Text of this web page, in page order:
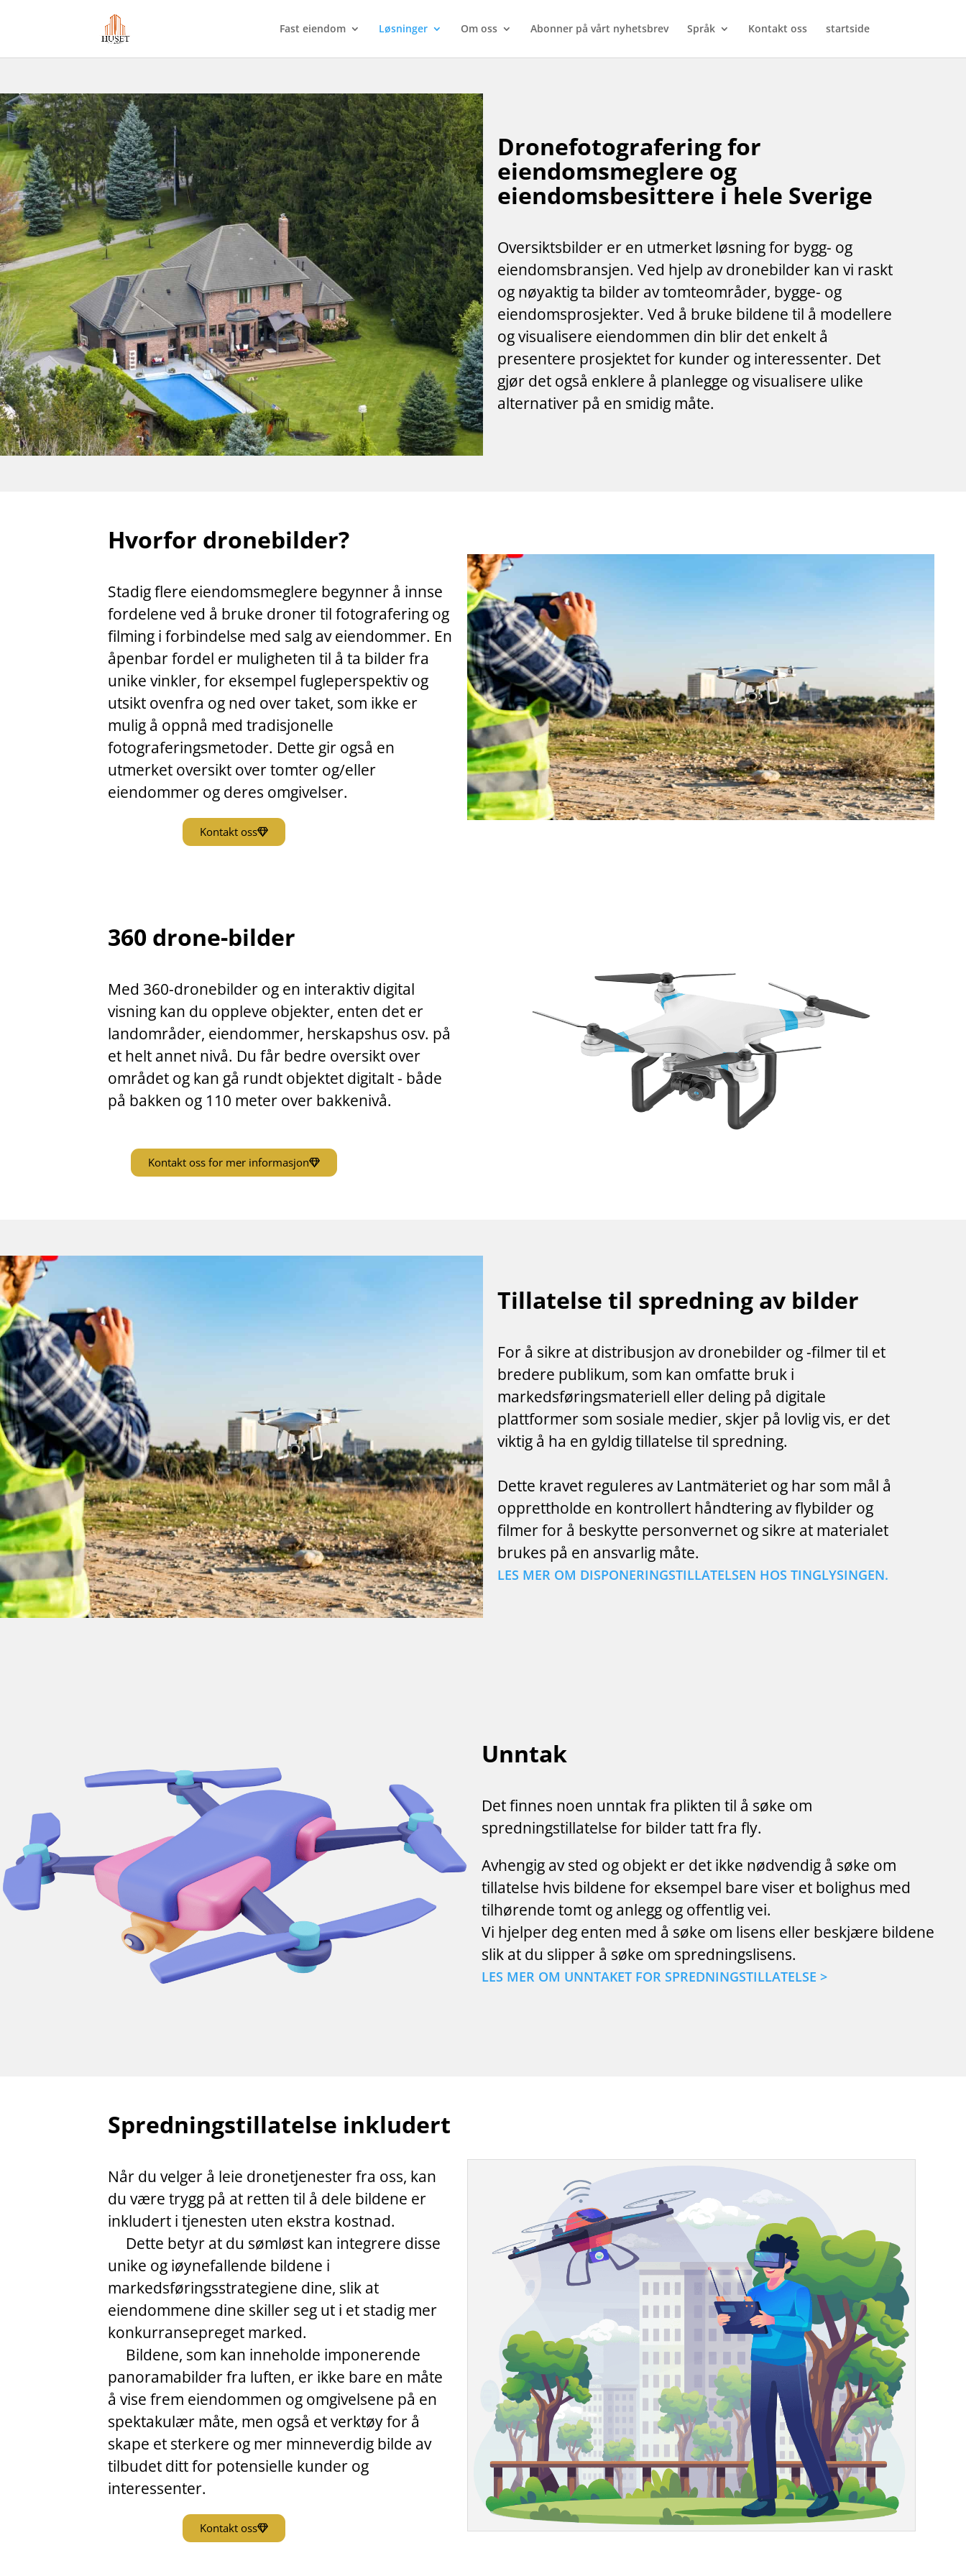
Fast eiendom Løsninger Om oss Abonner på vårt nyhetsbrev Språk Kontakt oss startside
Dronefotografering for
eiendomsmeglere og
eiendomsbesittere i hele Sverige
Oversiktsbilder er en utmerket løsning for bygg- og
eiendomsbransjen. Ved hjelp av dronebilder kan vi raskt
og nøyaktig ta bilder av tomteområder, bygge- og
eiendomsprosjekter. Ved å bruke bildene til å modellere
og visualisere eiendommen din blir det enkelt å
presentere prosjektet for kunder og interessenter. Det
gjør det også enklere å planlegge og visualisere ulike
alternativer på en smidig måte.
Hvorfor dronebilder?
Stadig flere eiendomsmeglere begynner å innse
fordelene ved å bruke droner til fotografering og
filming i forbindelse med salg av eiendommer. En
åpenbar fordel er muligheten til å ta bilder fra
unike vinkler, for eksempel fugleperspektiv og
utsikt ovenfra og ned over taket, som ikke er
mulig å oppnå med tradisjonelle
fotograferingsmetoder. Dette gir også en
utmerket oversikt over tomter og/eller
eiendommer og deres omgivelser.
Kontakt oss
360 drone-bilder
Med 360-dronebilder og en interaktiv digital
visning kan du oppleve objekter, enten det er
landområder, eiendommer, herskapshus osv. på
et helt annet nivå. Du får bedre oversikt over
området og kan gå rundt objektet digitalt - både
på bakken og 110 meter over bakkenivå.
Kontakt oss for mer informasjon
Tillatelse til spredning av bilder
For å sikre at distribusjon av dronebilder og -filmer til et
bredere publikum, som kan omfatte bruk i
markedsføringsmateriell eller deling på digitale
plattformer som sosiale medier, skjer på lovlig vis, er det
viktig å ha en gyldig tillatelse til spredning.
Dette kravet reguleres av Lantmäteriet og har som mål å
opprettholde en kontrollert håndtering av flybilder og
filmer for å beskytte personvernet og sikre at materialet
brukes på en ansvarlig måte.
LES MER OM DISPONERINGSTILLATELSEN HOS TINGLYSINGEN.
Unntak
Det finnes noen unntak fra plikten til å søke om
spredningstillatelse for bilder tatt fra fly.
Avhengig av sted og objekt er det ikke nødvendig å søke om
tillatelse hvis bildene for eksempel bare viser et bolighus med
tilhørende tomt og anlegg og offentlig vei.
Vi hjelper deg enten med å søke om lisens eller beskjære bildene
slik at du slipper å søke om spredningslisens.
LES MER OM UNNTAKET FOR SPREDNINGSTILLATELSE >
Spredningstillatelse inkludert
Når du velger å leie dronetjenester fra oss, kan
du være trygg på at retten til å dele bildene er
inkludert i tjenesten uten ekstra kostnad.
Dette betyr at du sømløst kan integrere disse
unike og iøynefallende bildene i
markedsføringsstrategiene dine, slik at
eiendommene dine skiller seg ut i et stadig mer
konkurransepreget marked.
Bildene, som kan inneholde imponerende
panoramabilder fra luften, er ikke bare en måte
å vise frem eiendommen og omgivelsene på en
spektakulær måte, men også et verktøy for å
skape et sterkere og mer minneverdig bilde av
tilbudet ditt for potensielle kunder og
interessenter.
Kontakt oss